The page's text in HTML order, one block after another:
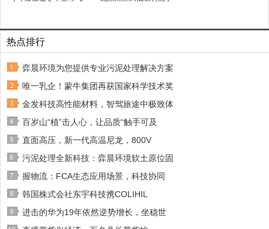
热点排行
弈晨环境为您提供专业污泥处理解决方案
唯一乳企！蒙牛集团再获国家科学技术奖
金发科技高性能材料，智驾旅途中极致体
百岁山“植”击人心，让品质“触手可及
直面高压，新一代高温尼龙，800V
污泥处理全新科技：弈晨环境软土原位固
握物流：FCA生态应用场景，科技协同
韩国株式会社东宇科技携COLIHIL
进击的华为19年依然逆势增长，坐稳世